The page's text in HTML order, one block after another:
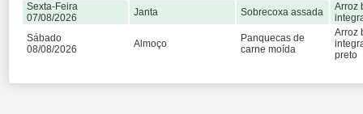
Sexta-Feira
07/08/2026
Janta Sobrecoxa assada
Arroz
Sábado
08/08/2026
Almoço
Panquecas de
carne moída
Arroz
preto